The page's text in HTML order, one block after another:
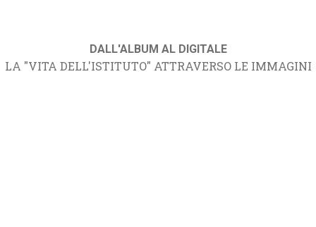
DALL'ALBUM AL DIGITALE
LA "VITA DELL'ISTITUTO" ATTRAVERSO LE IMMAGINI